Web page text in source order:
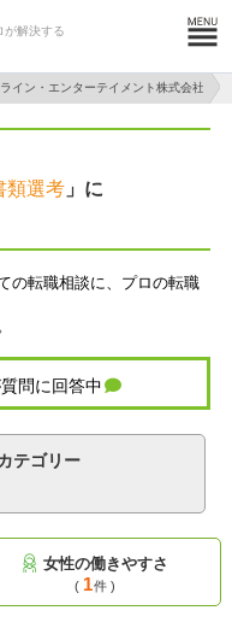
が解決する
イン・エンターテイメント株式会社
類選考」に
の転職相談に、プロの転職
問に回答中
テゴリー
女性の働きやすさ
( 1件 )